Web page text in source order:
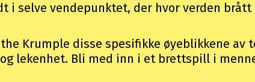
i selve vendepunktet, der hvor verden
Krumple disse spesifikke øyeblikkene av
lekenhet. Bli med inn i et brettspill i